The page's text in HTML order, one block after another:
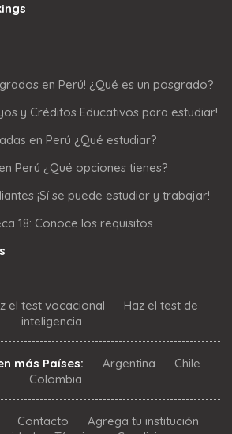
en Perú! ¿Qué es un posgrado?
y Créditos Educativos para estudiar!
en Perú ¿Qué estudiar?
Perú ¿Qué opciones tienes?
¡Sí se puede estudiar y trabajar!
18: Conoce los requisitos
el test vocacional
Haz el test de
inteligencia
más Países: Argentina
Chile
Colombia
Contacto
Agrega tu institución